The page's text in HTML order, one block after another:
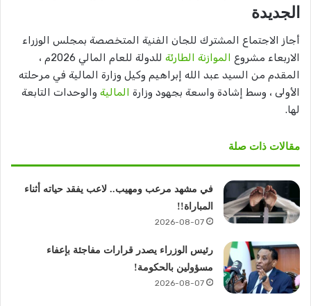
الجديدة
أجاز الاجتماع المشترك للجان الفنية المتخصصة بمجلس الوزراء
الاربعاء مشروع الموازنة الطارئة
للدولة للعام المالي 2026م ،
المقدم من السيد عبد الله إبراهيم وكيل وزارة المالية في مرحلته
الأولى ، وسط إشادة واسعة بجهود وزارة المالية والوحدات التابعة
لها.
مقالات ذات صلة
في مشهد مرعب ومهيب.. لاعب يفقد حياته أثناء
المباراة!!
2026-08-07
رئيس الوزراء يصدر قرارات مفاجئة بإعفاء
مسؤولين بالحكومة!
2026-08-07